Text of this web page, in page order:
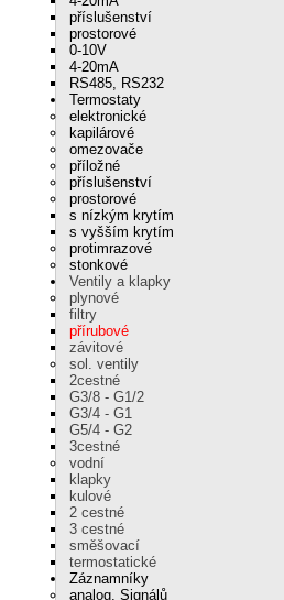
příslušenství
prostorové
0-10V
4-20mA
RS485, RS232
Termostaty
elektronické
kapilárové
omezovače
příložné
příslušenství
prostorové
s nízkým krytím
s vyšším krytím
protimrazové
stonkové
Ventily a klapky
plynové
filtry
přírubové
závitové
sol. ventily
2cestné
G3/8 - G1/2
G3/4 - G1
G5/4 - G2
3cestné
vodní
klapky
kulové
2 cestné
3 cestné
směšovací
termostatické
Záznamníky
analog. Signálů